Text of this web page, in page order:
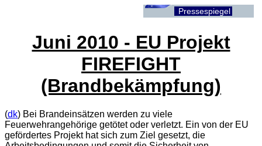
Pressespiegel
Juni 2010 - EU Projekt
FIREFIGHT
(Brandbekämpfung)
(dk) Bei Brandeinsätzen werden zu viele
Feuerwehrangehörige getötet oder verletzt. Ein von der EU
gefördertes Projekt hat sich zum Ziel gesetzt, die